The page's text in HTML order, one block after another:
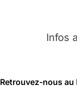
Infos
Retrouvez-nous au